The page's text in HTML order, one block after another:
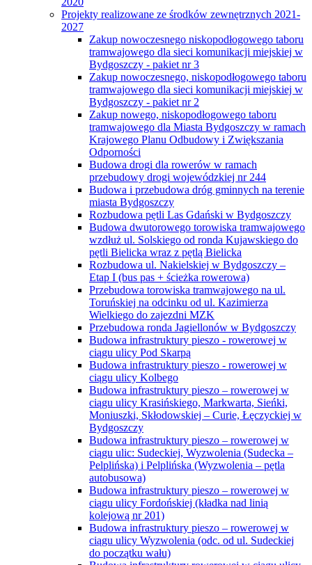
Projekty realizowane ze środków zewnętrznych 2021-
2027
Zakup nowoczesnego niskopodłogowego taboru
tramwajowego dla sieci komunikacji miejskiej w
Bydgoszczy - pakiet nr 3
Zakup nowoczesnego, niskopodłogowego taboru
tramwajowego dla sieci komunikacji miejskiej w
Bydgoszczy - pakiet nr 2
Zakup nowego, niskopodłogowego taboru
tramwajowego dla Miasta Bydgoszczy w ramach
Krajowego Planu Odbudowy i Zwiększania
Odporności
Budowa drogi dla rowerów w ramach
przebudowy drogi wojewódzkiej nr 244
Budowa i przebudowa dróg gminnych na terenie
miasta Bydgoszczy
Rozbudowa pętli Las Gdański w Bydgoszczy
Budowa dwutorowego torowiska tramwajowego
wzdłuż ul. Solskiego od ronda Kujawskiego do
pętli Bielicka wraz z pętlą Bielicka
Rozbudowa ul. Nakielskiej w Bydgoszczy –
Etap I (bus pas + ścieżka rowerowa)
Przebudowa torowiska tramwajowego na ul.
Toruńskiej na odcinku od ul. Kazimierza
Wielkiego do zajezdni MZK
Przebudowa ronda Jagiellonów w Bydgoszczy
Budowa infrastruktury pieszo - rowerowej w
ciągu ulicy Pod Skarpą
Budowa infrastruktury pieszo - rowerowej w
ciągu ulicy Kolbego
Budowa infrastruktury pieszo – rowerowej w
ciągu ulicy Krasińskiego, Markwarta, Sieńki,
Moniuszki, Skłodowskiej – Curie, Łęczyckiej w
Bydgoszczy
Budowa infrastruktury pieszo – rowerowej w
ciągu ulic: Sudeckiej, Wyzwolenia (Sudecka –
Pelplińska) i Pelplińska (Wyzwolenia – pętla
autobusowa)
Budowa infrastruktury pieszo – rowerowej w
ciągu ulicy Fordońskiej (kładka nad linią
kolejową nr 201)
Budowa infrastruktury pieszo – rowerowej w
ciągu ulicy Wyzwolenia (odc. od ul. Sudeckiej
do początku wału)